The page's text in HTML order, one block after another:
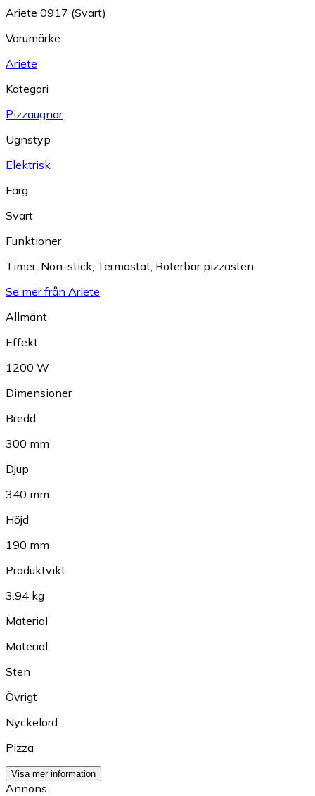
Ariete 0917 (Svart)
Varumärke
Ariete
Kategori
Pizzaugnar
Ugnstyp
Elektrisk
Färg
Svart
Funktioner
Timer, Non-stick, Termostat, Roterbar pizzasten
Se mer från Ariete
Allmänt
Effekt
1200 W
Dimensioner
Bredd
300 mm
Djup
340 mm
Höjd
190 mm
Produktvikt
3.94 kg
Material
Material
Sten
Övrigt
Nyckelord
Pizza
Visa mer information
Annons